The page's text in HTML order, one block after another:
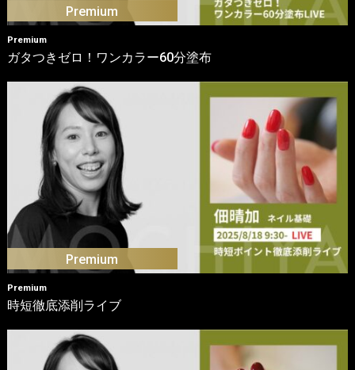
Premium
ガタつきゼロ！ワンカラー60分塗布
Premium
時短徹底添削ライブ